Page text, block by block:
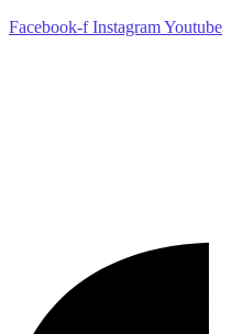
Facebook-f InstagramYoutube